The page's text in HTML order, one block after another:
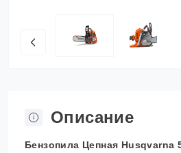
Описание
Бензопила Цепная Husqvarna